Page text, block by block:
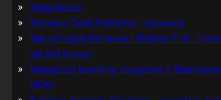
Wątpliwość
Batman: Dark Patterns – recenzja
Nie prześpij Batmana i Robina P. K.
jak lód bonus
Najlepsze komiksy związane z
USA)